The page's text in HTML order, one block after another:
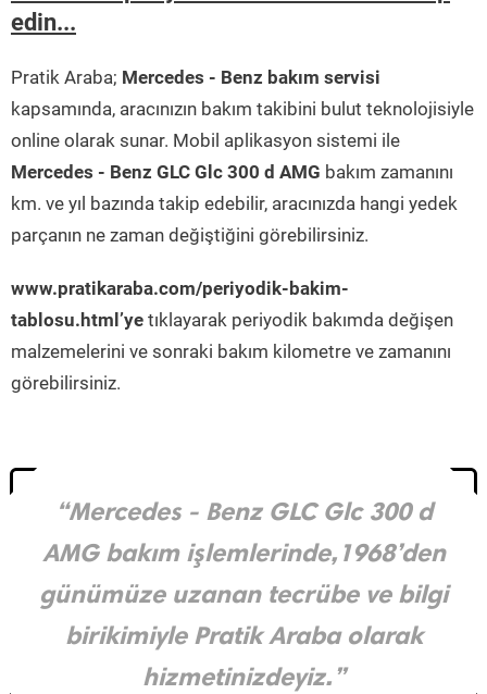
edin...
Pratik Araba; Mercedes - Benz bakım servisi
kapsamında, aracınızın bakım takibini bulut teknolojisiyle
online olarak sunar. Mobil aplikasyon sistemi ile
Mercedes - Benz GLC Glc 300 d AMG bakım zamanını
km. ve yıl bazında takip edebilir, aracınızda hangi yedek
parçanın ne zaman değiştiğini görebilirsiniz.
www.pratikaraba.com/periyodik-bakim-
tablosu.html’ye tıklayarak periyodik bakımda değişen
malzemelerini ve sonraki bakım kilometre ve zamanını
görebilirsiniz.
“Mercedes - Benz GLC Glc 300 d
AMG bakım işlemlerinde,1968’den
günümüze uzanan tecrübe ve bilgi
birikimiyle Pratik Araba olarak
hizmetinizdeyiz.”